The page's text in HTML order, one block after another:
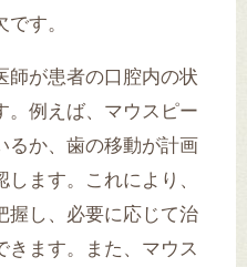
す。
師が患者の口腔内の状
。例えば、マウスピー
るか、歯の移動が計画
ます。これにより、
握し、必要に応じて治
きます。また、マウス